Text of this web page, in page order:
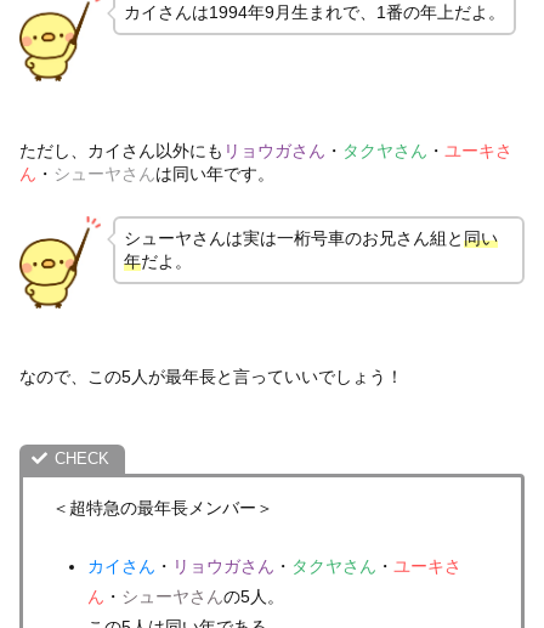
カイさんは1994年9月生まれで、1番の年上だよ。
ただし、カイさん以外にも リョウガさん ・ タクヤさん ・ ユーキさ
ん ・ シューヤさんは同い年です。
シューヤさんは実は一桁号車のお兄さん組と同い
年だよ。
なので、この5人が最年長と言っていいでしょう！
＜超特急の最年長メンバー＞
カイさん ・ リョウガさん ・ タクヤさん ・ ユーキさ
ん ・ シューヤさんの5人。